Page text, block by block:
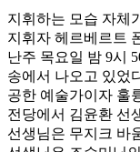
지휘하는 모습 자체
지휘자 헤르베르트
난주 목요일 밤 9시
송에서 나오고 있었
공한 예술가이자 훌
전당에서 김윤환 선
선생님은 무지크 바